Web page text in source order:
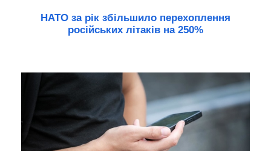
НАТО за рік збільшило перехоплення
російських літаків на 250%